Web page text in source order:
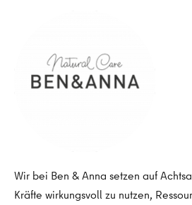
Wir bei Ben & Anna setzen auf
Kräfte wirkungsvoll zu nutzen,